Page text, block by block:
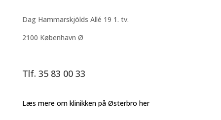
Dag Hammarskjölds Allé 19 1. tv.
2100 København Ø
Tlf. 35 83 00 33
Læs mere om klinikken på Østerbro her